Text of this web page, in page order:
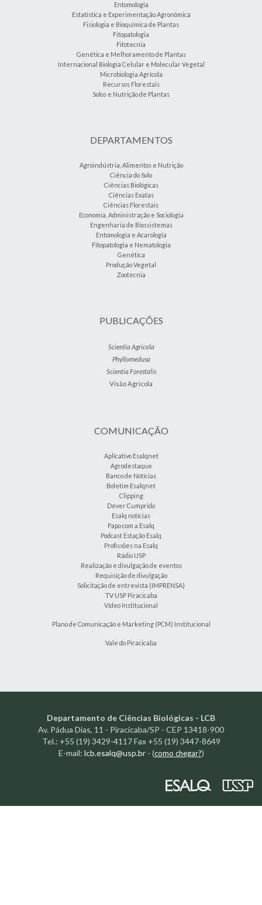
Entomologia
Estatística e Experimentação Agronômica
Fisiologia e Bioquímica de Plantas
Fitopatologia
Fitotecnia
Genética e Melhoramento de Plantas
Internacional Biologia Celular e Molecular Vegetal
Microbiologia Agrícola
Recursos Florestais
Solos e Nutrição de Plantas
DEPARTAMENTOS
Agroindústria, Alimentos e Nutrição
Ciência do Solo
Ciências Biológicas
Ciências Exatas
Ciências Florestais
Economia, Administração e Sociologia
Engenharia de Biossistemas
Entomologia e Acarologia
Fitopatologia e Nematologia
Genética
Produção Vegetal
Zootecnia
PUBLICAÇÕES
Scientia Agricola
Phyllomedusa
Scientia Forestalis
Visão Agrícola
COMUNICAÇÃO
Aplicativo Esalqnet
Agrodestaque
Banco de Notícias
Boletim Esalqnet
Clipping
Dever Cumprido
Esalq notícias
Papo com a Esalq
Podcast Estação Esalq
Profissões na Esalq
Rádio USP
Realização e divulgação de eventos
Requisição de divulgação
Solicitação de entrevista (IMPRENSA)
TV USP Piracicaba
Vídeo Institucional
Plano de Comunicação e Marketing (PCM) Institucional
Vale do Piracicaba
Departamento de Ciências Biológicas - LCB
Av. Pádua Dias, 11 - Piracicaba/SP - CEP 13418-900
Tel.: +55 (19) 3429-4117 Fax +55 (19) 3447-8649
E-mail: lcb.esalq@usp.br- (como chegar?)